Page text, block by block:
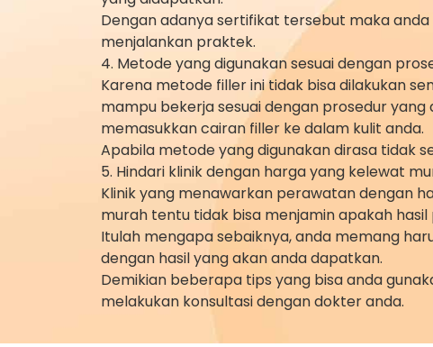
Dengan adanya sertifikat tersebut maka
menjalankan praktek.
4. Metode yang digunakan sesuai dengan
Karena metode filler ini tidak bisa dilakukan
mampu bekerja sesuai dengan prosedur
memasukkan cairan filler ke dalam kulit anda.
Apabila metode yang digunakan dirasa tidak
5. Hindari klinik dengan harga yang kelewat
Klinik yang menawarkan perawatan dengan
murah tentu tidak bisa menjamin apakah
Itulah mengapa sebaiknya, anda memang
dengan hasil yang akan anda dapatkan.
Demikian beberapa tips yang bisa anda
melakukan konsultasi dengan dokter anda.